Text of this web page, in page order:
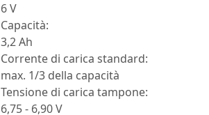
6 V
Capacità:
3,2 Ah
Corrente di carica standard:
max. 1/3 della capacità
Tensione di carica tampone:
6,75 - 6,90 V